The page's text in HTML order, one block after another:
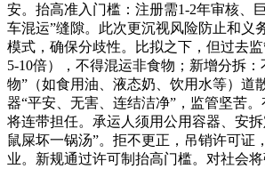
安。抬高准入门槛：注册需1-2年审核、
车混运”缝隙。此次更沉视风险防止和义
模式，确保分歧性。比拟之下，但过去
5-10倍），不得混运非食物；新增分拆
物”（如食用油、液态奶、饮用水等）道
器“平安、无害、连结洁净”，监管坚苦
将连带担任。承运人须用公用容器、安
鼠屎坏一锅汤”。拒不更正，吊销许可
业。新规通过许可制抬高门槛。对社会